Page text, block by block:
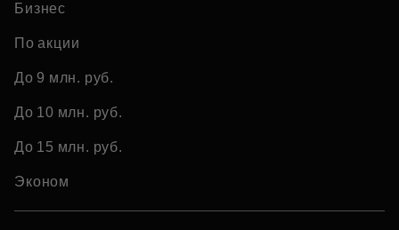
Бизнес
По акции
До 9 млн. руб.
До 10 млн. руб.
До 15 млн. руб.
Эконом